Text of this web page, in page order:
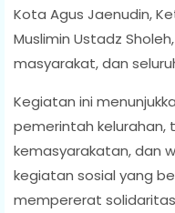
Kota Agus Jaenudin,
Muslimin Ustadz
masyarakat, dan
Kegiatan ini
pemerintah kelurahan,
kemasyarakatan, dan
kegiatan sosial yang
mempererat